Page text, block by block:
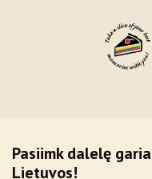
Pasiimk dalelę
Lietuvos!